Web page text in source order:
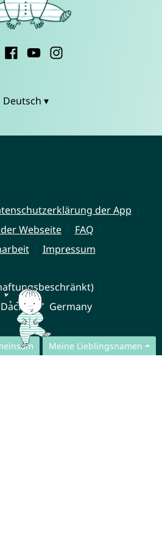
Meine Lieblingsnamen
Deutsch ▾
der App
Webseite
FAQ
Impressum
Germany